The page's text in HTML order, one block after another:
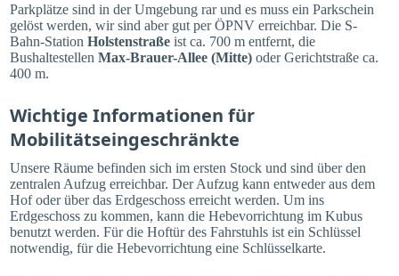
Parkplätze sind in der Umgebung rar und es muss ein Parkschein
gelöst werden, wir sind aber gut per ÖPNV erreichbar. Die S-
Bahn-StationHolstenstraße ist ca. 700 m entfernt, die
BushaltestellenMax-Brauer-Allee (Mitte) oder Gerichtstraße ca.
400 m.
Wichtige Informationen für
Mobilitätseingeschränkte
Unsere Räume befinden sich im ersten Stock und sind über den
zentralen Aufzug erreichbar. Der Aufzug kann entweder aus dem
Hof oder über das Erdgeschoss erreicht werden. Um ins
Erdgeschoss zu kommen, kann die Hebevorrichtung im Kubus
benutzt werden. Für die Hoftür des Fahrstuhls ist ein Schlüssel
notwendig, für die Hebevorrichtung eine Schlüsselkarte.